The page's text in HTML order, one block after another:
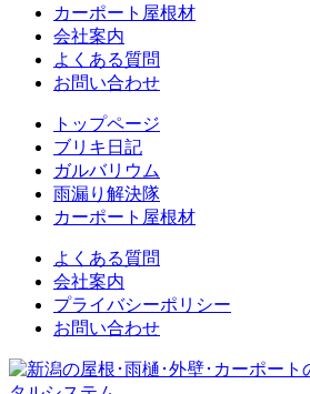
カーポート屋根材
会社案内
よくある質問
お問い合わせ
トップページ
ブリキ日記
ガルバリウム
雨漏り解決隊
カーポート屋根材
よくある質問
会社案内
プライバシーポリシー
お問い合わせ